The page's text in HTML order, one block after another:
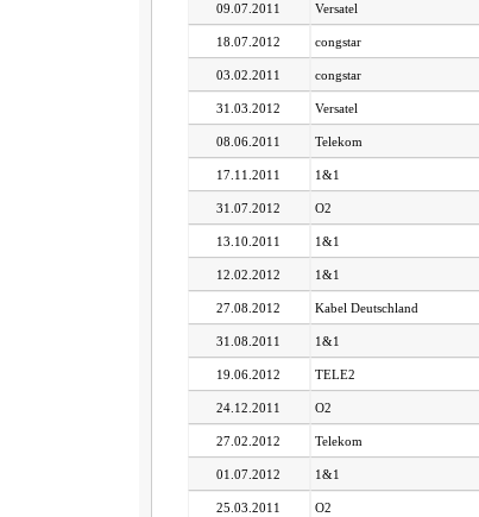
09.07.2011 Versatel
18.07.2012 congstar
03.02.2011 congstar
31.03.2012 Versatel
08.06.2011 Telekom
17.11.2011 1&1
31.07.2012 O2
13.10.2011 1&1
12.02.2012 1&1
27.08.2012 Kabel Deutschland
31.08.2011 1&1
19.06.2012 TELE2
24.12.2011 O2
27.02.2012 Telekom
01.07.2012 1&1
25.03.2011 O2